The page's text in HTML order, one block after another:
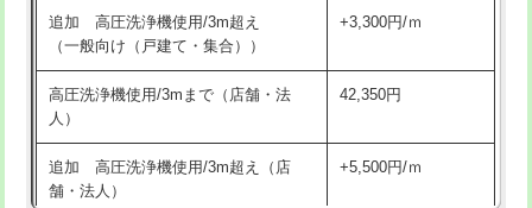
廃棄・処分
※給水管工事は20mmまでの価格です。
給水管工事※（支持金具設置) 5,500円
給水管工事※（保温材使用（バンド止
め込み）)
5,500円
給水管工事※（土の掘削・埋め戻し作
業)
11,000円
追加 高圧洗浄機使用/3m超え
（一般向け（戸建て・集合））
+3,300円/ｍ
高圧洗浄機使用/3mまで（店舗・法
人）
42,350円
追加 高圧洗浄機使用/3m超え（店
舗・法人）
+5,500円/ｍ